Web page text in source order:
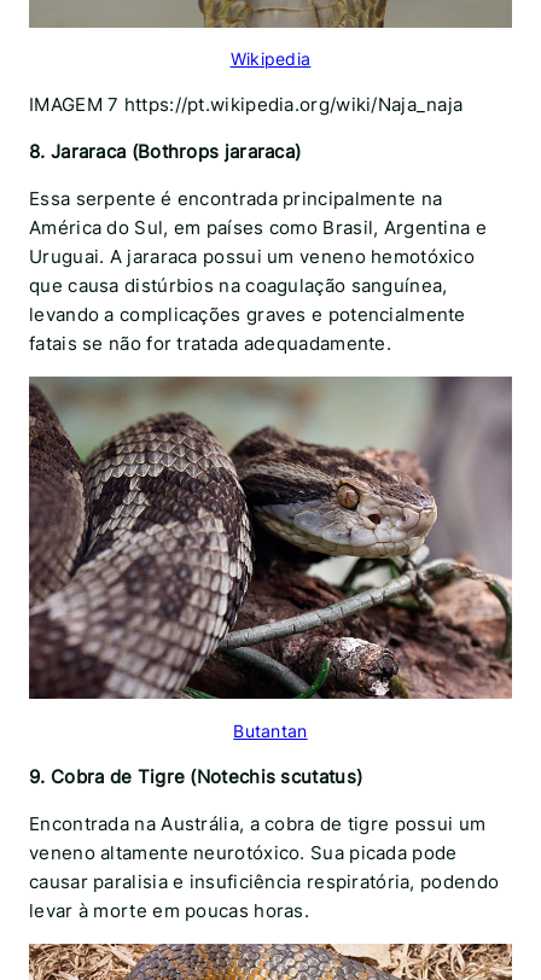
Wikipedia
IMAGEM 7 https://pt.wikipedia.org/wiki/Naja_naja
8. Jararaca (Bothrops jararaca)
Essa serpente é encontrada principalmente na
América do Sul, em países como Brasil, Argentina e
Uruguai. A jararaca possui um veneno hemotóxico
que causa distúrbios na coagulação sanguínea,
levando a complicações graves e potencialmente
fatais se não for tratada adequadamente.
Butantan
9. Cobra de Tigre (Notechis scutatus)
Encontrada na Austrália, a cobra de tigre possui um
veneno altamente neurotóxico. Sua picada pode
causar paralisia e insuficiência respiratória, podendo
levar à morte em poucas horas.